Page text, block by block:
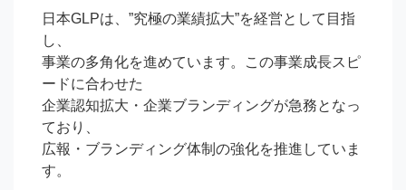
日本GLPは、”究極の業績拡大”を経営として目指
し、
事業の多角化を進めています。この事業成長スピ
ードに合わせた
企業認知拡大・企業ブランディングが急務となっ
ており、
広報・ブランディング体制の強化を推進していま
す。